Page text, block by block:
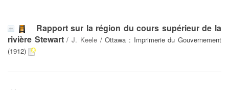
Rapport sur la région du cours supérieur de la
rivière Stewart/J. Keele/ Ottawa : Imprimerie du Gouvernement
(1912)